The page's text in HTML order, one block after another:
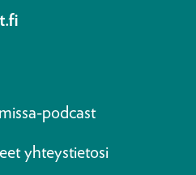
podcast
yhteystietosi